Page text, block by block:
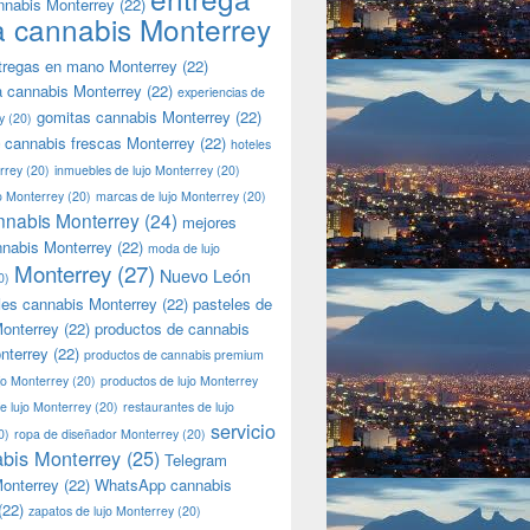
cannabis Monterrey
en mano Monterrey (22)
cannabis Monterrey (22) experiencias de
(20) gomitas cannabis Monterrey (22)
frescas Monterrey (22) hoteles
(20) inmuebles de lujo Monterrey (20)
Monterrey (20) marcas de lujo Monterrey (20)
Monterrey (24) mejores
Monterrey (22) moda de lujo
Monterrey (27) Nuevo León
cannabis Monterrey (22) pasteles de
(22) productos de cannabis
(22) productos de cannabis premium
Monterrey(20) productos de lujo Monterrey
lujo Monterrey (20) restaurantes de lujo
ropa de diseñador Monterrey (20) servicio
Monterrey (25) Telegram
(22) WhatsApp cannabis
(22) zapatos de lujo Monterrey (20)